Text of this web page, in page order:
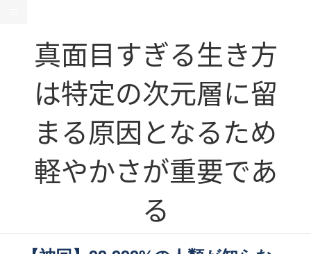
真面目すぎる生き方
は特定の次元層に留
まる原因となるため
軽やかさが重要であ
る